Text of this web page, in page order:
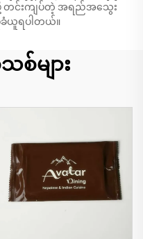
တင်းကျပ်တဲ့ အရည်အသွေး
ခံယူရပါတယ်။
များ